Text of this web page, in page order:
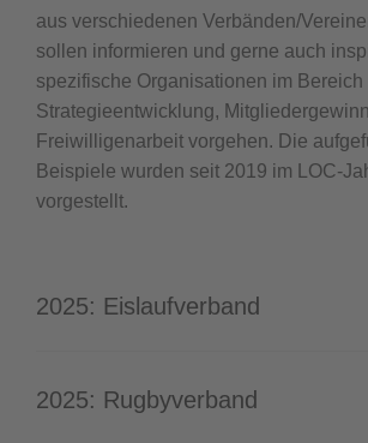
aus verschiedenen Verbänden/
sollen informieren und gerne auch
spezifische Organisationen im Bereich
Strategieentwicklung,
Freiwilligenarbeit vorgehen. Die
Beispiele wurden seit 2019 im LOC-
vorgestellt.
2025: Eislaufverband
2025: Rugbyverband